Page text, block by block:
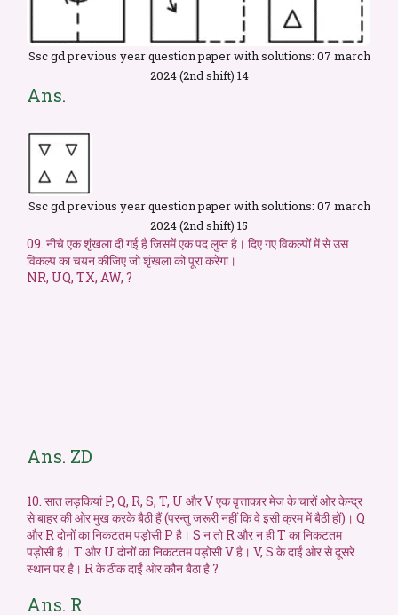
Ssc gd previous year question paper with solutions: 07 march
2024 (2nd shift) 14
Ans.
Ssc gd previous year question paper with solutions: 07 march
2024 (2nd shift) 15
09. नीचे एक शृंखला दी गई है जिसमें एक पद लुप्त है। दिए गए विकल्पों में से उस
विकल्प का चयन कीजिए जो शृंखला को पूरा करेगा।
NR, UQ, TX, AW, ?
Ans. ZD
10. सात लड़कियां P, Q, R, S, T, U और V एक वृत्ताकार मेज के चारों ओर केन्द्र
से बाहर की ओर मुख करके बैठी हैं (परन्तु जरूरी नहीं कि वे इसी क्रम में बैठी हों)। Q
और R दोनों का निकटतम पड़ोसी P है। S न तो R और न ही T का निकटतम
पड़ोसी है। T और U दोनों का निकटतम पड़ोसी V है। V, S के दाईं ओर से दूसरे
स्थान पर है। R के ठीक दाईं ओर कौन बैठा है ?
Ans. R